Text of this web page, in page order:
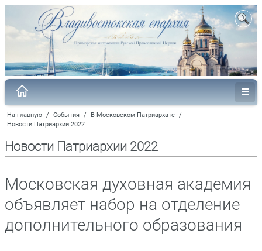
На главную / События / В Московском Патриархате /
Новости Патриархии 2022
Новости Патриархии 2022
Московская духовная академия
объявляет набор на отделение
дополнительного образования